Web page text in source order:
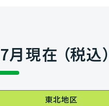
現在 （税込）
東北地区